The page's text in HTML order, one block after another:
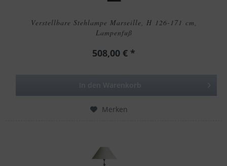
Verstellbare Stehlampe Marseille, H 126-171 cm,
Lampenfuß
508,00 € *
Merken